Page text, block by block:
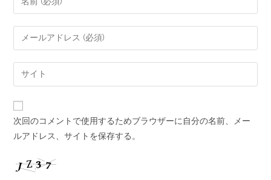
次回のコメントで使用するためブラウザーに自分の名前、メー
ルアドレス、サイトを保存する。